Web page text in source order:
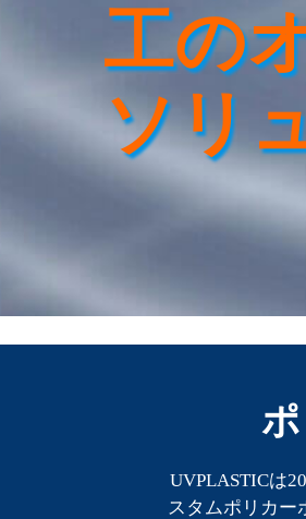
工の
ソリ
UVPLASTICは
スタムポリカー